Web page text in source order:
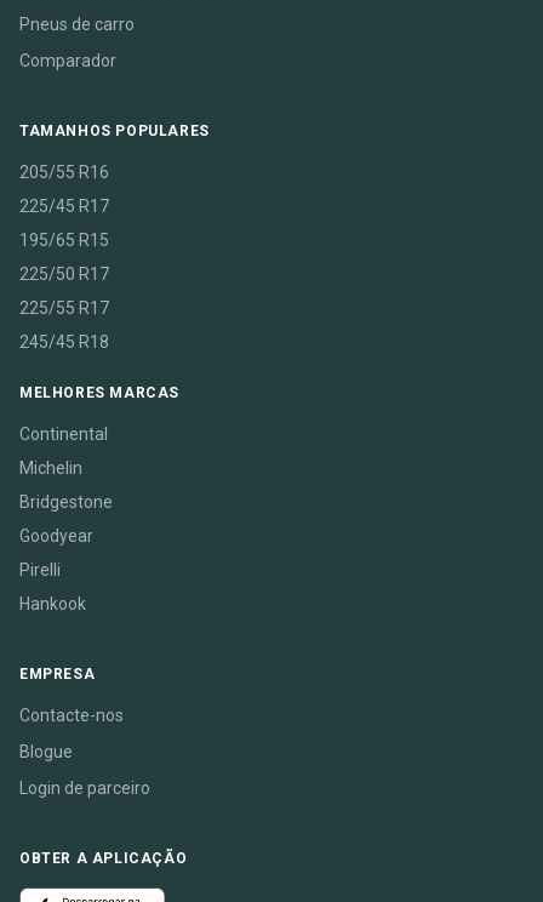
Pneus de carro
Comparador
TAMANHOS POPULARES
205/55 R16
225/45 R17
195/65 R15
225/50 R17
225/55 R17
245/45 R18
MELHORES MARCAS
Continental
Michelin
Bridgestone
Goodyear
Pirelli
Hankook
EMPRESA
Contacte-nos
Blogue
Login de parceiro
OBTER A APLICAÇÃO